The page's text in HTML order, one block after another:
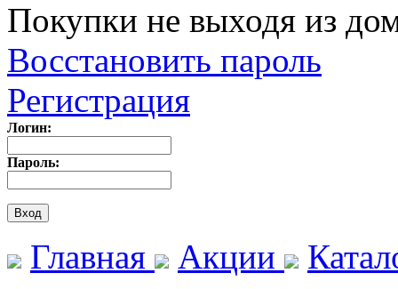
Покупки не выходя из
Восстановить пароль
Регистрация
Логин:
Пароль:
Главная Акции